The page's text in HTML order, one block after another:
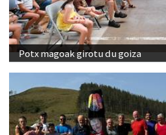
Potx magoak girotu du goiza